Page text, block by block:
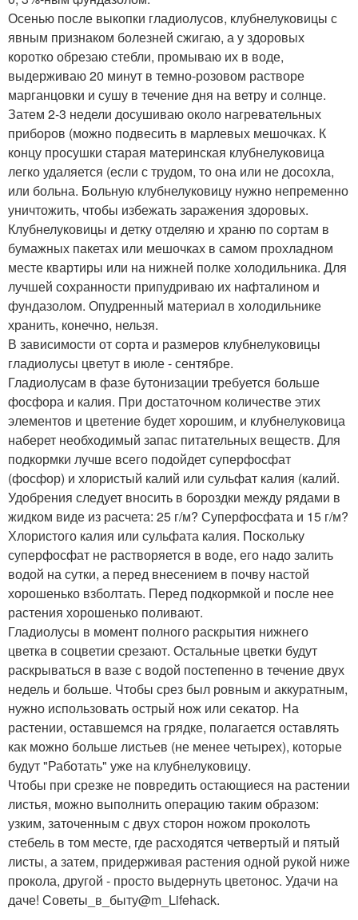
Осенью после выкопки гладиолусов, клубнелуковицы с
явным признаком болезней сжигаю, а у здоровых
коротко обрезаю стебли, промываю их в воде,
выдерживаю 20 минут в темно-розовом растворе
марганцовки и сушу в течение дня на ветру и солнце.
Затем 2-3 недели досушиваю около нагревательных
приборов (можно подвесить в марлевых мешочках. К
концу просушки старая материнская клубнелуковица
легко удаляется (если с трудом, то она или не досохла,
или больна. Больную клубнелуковицу нужно непременно
уничтожить, чтобы избежать заражения здоровых.
Клубнелуковицы и детку отделяю и храню по сортам в
бумажных пакетах или мешочках в самом прохладном
месте квартиры или на нижней полке холодильника. Для
лучшей сохранности припудриваю их нафталином и
фундазолом. Опудренный материал в холодильнике
хранить, конечно, нельзя.
В зависимости от сорта и размеров клубнелуковицы
гладиолусы цветут в июле - сентябре.
Гладиолусам в фазе бутонизации требуется больше
фосфора и калия. При достаточном количестве этих
элементов и цветение будет хорошим, и клубнелуковица
наберет необходимый запас питательных веществ. Для
подкормки лучше всего подойдет суперфосфат
(фосфор) и хлористый калий или сульфат калия (калий.
Удобрения следует вносить в бороздки между рядами в
жидком виде из расчета: 25 г/м? Суперфосфата и 15 г/м?
Хлористого калия или сульфата калия. Поскольку
суперфосфат не растворяется в воде, его надо залить
водой на сутки, а перед внесением в почву настой
хорошенько взболтать. Перед подкормкой и после нее
растения хорошенько поливают.
Гладиолусы в момент полного раскрытия нижнего
цветка в соцветии срезают. Остальные цветки будут
раскрываться в вазе с водой постепенно в течение двух
недель и больше. Чтобы срез был ровным и аккуратным,
нужно использовать острый нож или секатор. На
растении, оставшемся на грядке, полагается оставлять
как можно больше листьев (не менее четырех), которые
будут "Работать" уже на клубнелуковицу.
Чтобы при срезке не повредить остающиеся на растении
листья, можно выполнить операцию таким образом:
узким, заточенным с двух сторон ножом проколоть
стебель в том месте, где расходятся четвертый и пятый
листы, а затем, придерживая растения одной рукой ниже
прокола, другой - просто выдернуть цветонос. Удачи на
даче! Советы_в_быту@m_Lifehack.